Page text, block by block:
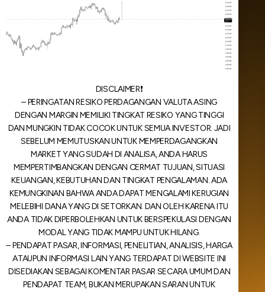
DISCLAIMER❗️
– PERINGATAN RESIKO PERDAGANGAN VALUTA ASING
DENGAN MARGIN MEMILIKI TINGKAT RESIKO YANG TINGGI
DAN MUNGKIN TIDAK COCOK UNTUK SEMUA INVESTOR. JADI
SEBELUM MEMUTUSKAN UNTUK MEMPERDAGANGKAN
MARKET YANG SUDAH DI ANALISA, ANDA HARUS
MEMPERTIMBANGKAN DENGAN CERMAT TUJUAN, SITUASI
KEUANGAN, KEBUTUHAN DAN TINGKAT PENGALAMAN. ADA
KEMUNGKINAN BAHWA ANDA DAPAT MENGALAMI KERUGIAN
MELEBIHI DANA YANG DI SETORKAN. DAN OLEH KARENA ITU
ANDA TIDAK DIPERBOLEHKAN UNTUK BERSPEKULASI DENGAN
MODAL YANG TIDAK MAMPU UNTUK HILANG.
– PENDAPAT PASAR, INFORMASI, PENELITIAN, ANALISIS, HARGA
ATAUPUN INFORMASI LAIN YANG TERDAPAT DI WEBSITE INI
DISEDIAKAN SEBAGAI KOMENTAR PASAR SECARA UMUM DAN
PENDAPAT TEAM, BUKAN MERUPAKAN SARAN UNTUK